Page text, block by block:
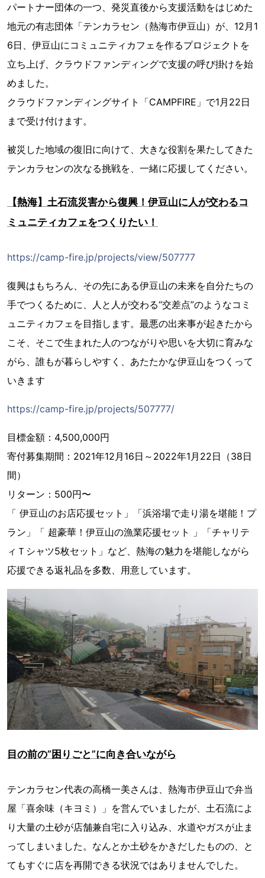
パートナー団体の一つ、発災直後から支援活動をはじめた
地元の有志団体「テンカラセン（熱海市伊豆山）が、12月1
6日、伊豆山にコミュニティカフェを作るプロジェクトを
立ち上げ、クラウドファンディングで支援の呼び掛けを始
めました。
クラウドファンディングサイト「CAMPFIRE」で1月22日
まで受け付けます。
被災した地域の復旧に向けて、大きな役割を果たしてきた
テンカラセンの次なる挑戦を、一緒に応援してください。
【熱海】土石流災害から復興！伊豆山に人が交わるコ
ミュニティカフェをつくりたい！
https://camp-fire.jp/projects/view/507777
復興はもちろん、その先にある伊豆山の未来を自分たちの
手でつくるために、人と人が交わる“交差点”のようなコミ
ュニティカフェを目指します。最悪の出来事が起きたから
こそ、そこで生まれた人のつながりや思いを大切に育みな
がら、誰もが暮らしやすく、あたたかな伊豆山をつくって
いきます
https://camp-fire.jp/projects/507777/
目標金額：4,500,000円
寄付募集期間：2021年12月16日～2022年1月22日（38日
間）
リターン：500円〜
「 伊豆山のお店応援セット」「浜浴場で走り湯を堪能！プ
ラン」「 超豪華！伊豆山の漁業応援セット 」「チャリテ
ィＴシャツ5枚セット」など、熱海の魅力を堪能しながら
応援できる返礼品を多数、用意しています。
目の前の”困りごと”に向き合いながら
テンカラセン代表の高橋一美さんは、熱海市伊豆山で弁当
屋「喜余味（キヨミ）」を営んでいましたが、土石流によ
り大量の土砂が店舗兼自宅に入り込み、水道やガスが止ま
ってしまいました。なんとか土砂をかきだしたものの、と
てもすぐに店を再開できる状況ではありませんでした。